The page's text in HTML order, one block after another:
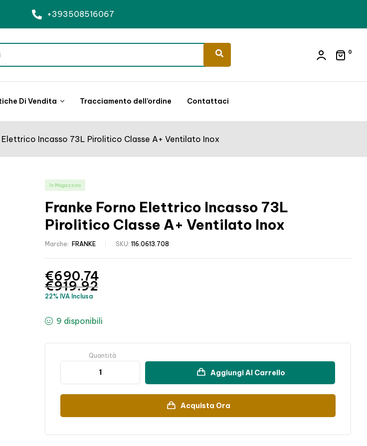
+393508516067
0
Di Vendita Tracciamento dell’ordine Contattaci
Elettrico Incasso 73L Pirolitico Classe A+ Ventilato Inox
In Magazzino
Franke Forno Elettrico Incasso 73L
Pirolitico Classe A+ Ventilato Inox
Marche: FRANKE SKU: 116.0613.708
€919.92
€690.74
22% IVA Inclusa
9 disponibili
Quantità
Aggiungi Al Carrello
Acquista Ora